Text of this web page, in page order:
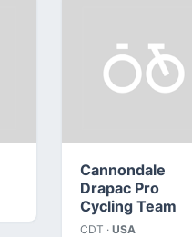
Cannondale
Drapac Pro
Cycling Team
CDT · USA